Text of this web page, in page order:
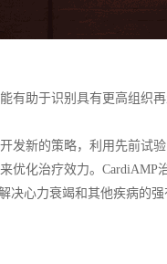
有助于识别具有更高组织
发新的策略，利用先前试
优化治疗效力。CardiAMP
决心力衰竭和其他疾病的强